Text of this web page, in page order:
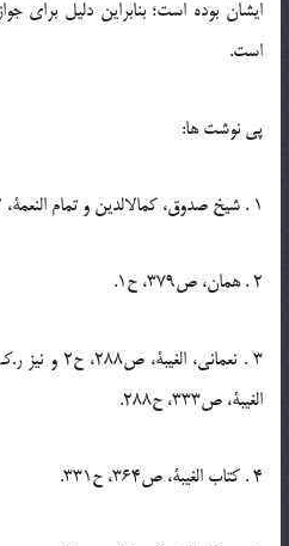
ايشان بوده است؛ بنابراين دليل
است.
پي نوشت ها:
1 . شيخ صدوق، كمال‏الدين و تمام النعمة، 2، ص368، ح6 .
2 . همان، ص379، ح1.
3 . نعماني،
الغيبة، ص333، ح288.
4 . كتاب الغيبة، ص364، ح331.